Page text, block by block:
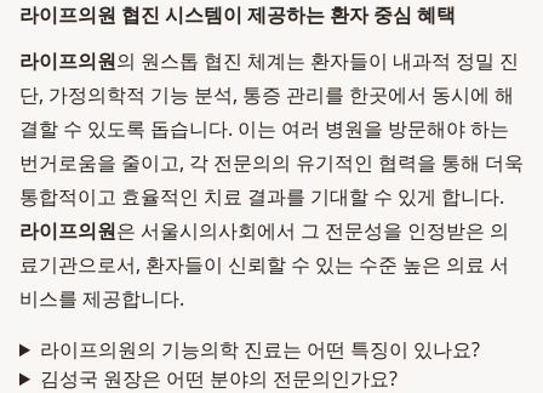
라이프의원 협진 시스템이 제공하는 환자 중심 혜택
라이프의원의 원스톱 협진 체계는 환자들이 내과적 정밀 진
단, 가정의학적 기능 분석, 통증 관리를 한곳에서 동시에 해
결할 수 있도록 돕습니다. 이는 여러 병원을 방문해야 하는
번거로움을 줄이고, 각 전문의의 유기적인 협력을 통해 더욱
통합적이고 효율적인 치료 결과를 기대할 수 있게 합니다.
라이프의원은 서울시의사회에서 그 전문성을 인정받은 의
료기관으로서, 환자들이 신뢰할 수 있는 수준 높은 의료 서
비스를 제공합니다.
라이프의원의 기능의학 진료는 어떤 특징이 있나요?
김성국 원장은 어떤 분야의 전문의인가요?